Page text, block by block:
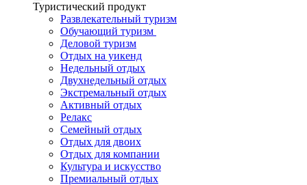
Туристический продукт
Развлекательный туризм
Обучающий туризм
Деловой туризм
Отдых на уикенд
Недельный отдых
Двухнедельный отдых
Экстремальный отдых
Активный отдых
Релакс
Семейный отдых
Отдых для двоих
Отдых для компании
Культура и искусство
Премиальный отдых